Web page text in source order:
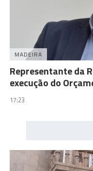
MADEIRA
Representante da
execução do
17:23